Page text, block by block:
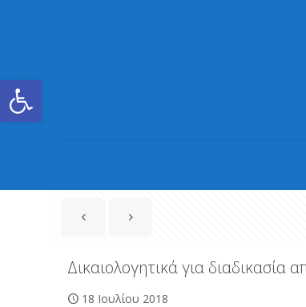
Ανοίξτε τη γραμμή εργαλείων
Δικαιολογητικά για
18 Ιουλίου 2018